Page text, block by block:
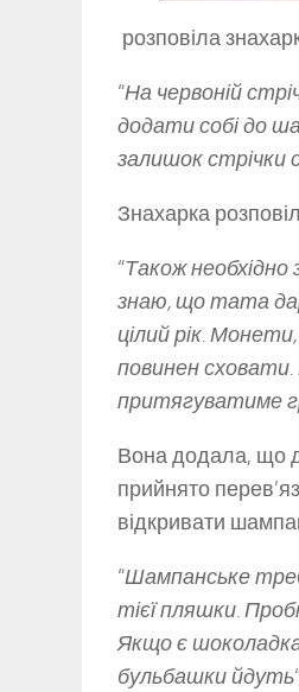
розповіла
“На червоній
додати собі до
залишок
Знахарка
“Також
знаю, що тата
цілий рік.
повинен
притягуватиме
Вона додала, що
прийнято
відкривати
“Шампанське
тієї пляшки.
Якщо є
бульбашки йдуть